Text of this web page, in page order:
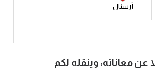
أرسنال
عن معاناته، وينقله لكم